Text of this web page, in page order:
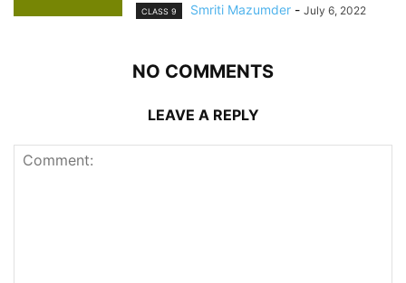
CLASS 9 Smriti Mazumder - July 6, 2022
NO COMMENTS
LEAVE A REPLY